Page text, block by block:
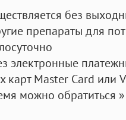
без
препараты для
электронные
карт Master Card или
можно обратиться